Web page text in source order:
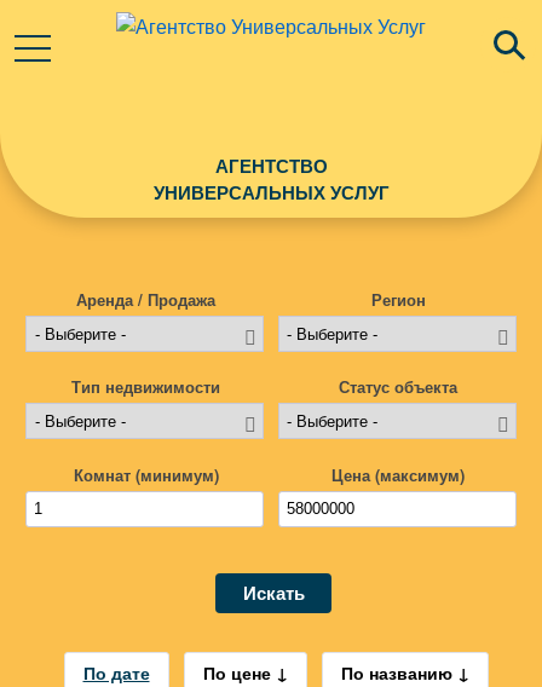
АГЕНТСТВО
УНИВЕРСАЛЬНЫХ УСЛУГ
Аренда / Продажа Регион
Тип недвижимости Статус объекта
Комнат (минимум) Цена (максимум)
Искать
По дате По цене По названию